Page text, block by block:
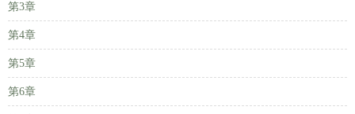
第3章
第4章
第5章
第6章